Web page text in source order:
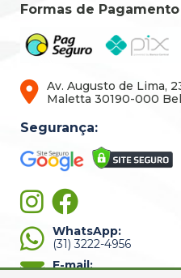
Formas de Pagamento
Av. Augusto de Lima,
Maletta 30190-000
Segurança:
WhatsApp:
(31) 3222-4956
E-mail: